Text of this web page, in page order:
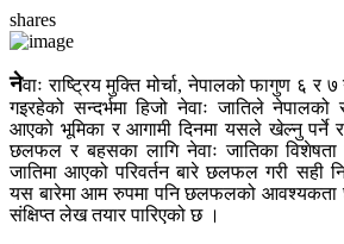
shares
नेवाः राष्ट्रिय मुक्ति मोर्चा, नेपालको फागुण ६ र
गइरहेको सन्दर्भमा हिजो नेवाः जातिले नेपालको
आएको भूमिका र आगामी दिनमा यसले खेल्नु पर्ने
छलफल र बहसका लागि नेवाः जातिका
जातिमा आएको परिवर्तन बारे छलफल गरी सही
यस बारेमा आम रुपमा पनि छलफलको आवश्यकता
संक्षिप्त लेख तयार पारिएको छ ।